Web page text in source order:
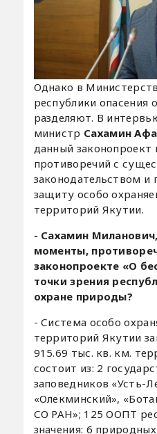
Однако в
республики опасения
разделяют. В
министр Сахамин
данный законопроект
противоречий с
законодательством и
защиту особо
территорий Якутии.
- Сахамин
моменты,
законопроекте «О
точки зрения
охране природы?
- Система особо
территорий Якутии
915.69 тыс. кв. км.
состоит из: 2
заповедников «Усть-
«Олекминский»,
СО РАН»; 125 ООПТ
значения: 6